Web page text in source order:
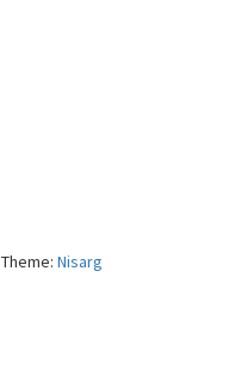
Theme: Nisarg